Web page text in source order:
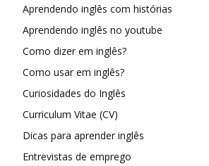
Aprendendo inglês com histórias
Aprendendo inglês no youtube
Como dizer em inglês?
Como usar em inglês?
Curiosidades do Inglês
Curriculum Vitae (CV)
Dicas para aprender inglês
Entrevistas de emprego